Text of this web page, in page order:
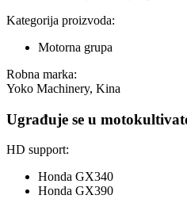
Kategorija proizvoda:
Motorna grupa
Robna marka:
Yoko Machinery, Kina
Ugrađuje se u
HD support:
Honda GX340
Honda GX390